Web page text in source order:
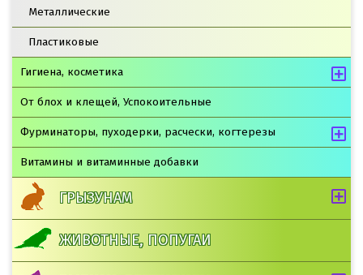
Металлические
Пластиковые
Гигиена, косметика
От блох и клещей, Успокоительные
Фурминаторы, пуходерки, расчески, когтерезы
Витамины и витаминные добавки
ГРЫЗУНАМ
ЖИВОТНЫЕ, ПОПУГАИ